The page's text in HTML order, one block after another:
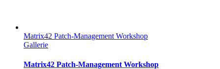
Matrix42 Patch-Management Workshop
Gallerie
Matrix42 Patch-Management Workshop